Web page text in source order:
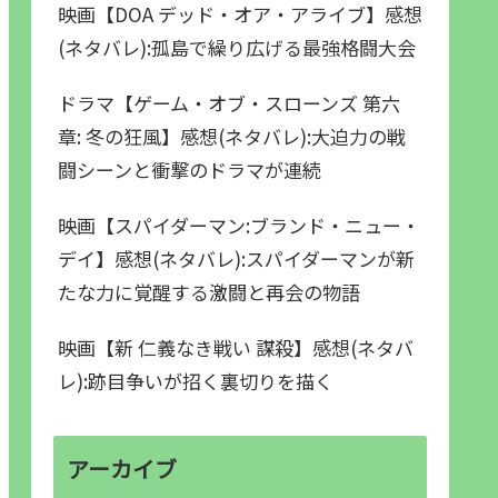
映画【DOA デッド・オア・アライブ】感想
(ネタバレ):孤島で繰り広げる最強格闘大会
ドラマ【ゲーム・オブ・スローンズ 第六
章: 冬の狂風】感想(ネタバレ):大迫力の戦
闘シーンと衝撃のドラマが連続
映画【スパイダーマン:ブランド・ニュー・
デイ】感想(ネタバレ):スパイダーマンが新
たな力に覚醒する激闘と再会の物語
映画【新 仁義なき戦い 謀殺】感想(ネタバ
レ):跡目争いが招く裏切りを描く
アーカイブ